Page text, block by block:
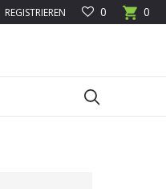
0
0
REGISTRIEREN